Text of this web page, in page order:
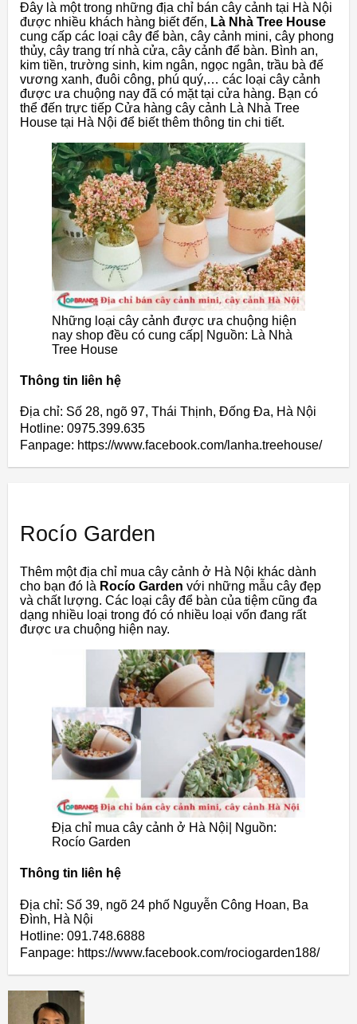
Đây là một trong những địa chỉ bán cây cảnh tại Hà Nội
được nhiều khách hàng biết đến, Là Nhà Tree House
cung cấp các loại cây để bàn, cây cảnh mini, cây phong
thủy, cây trang trí nhà cửa, cây cảnh để bàn. Bình an,
kim tiền, trường sinh, kim ngân, ngọc ngân, trầu bà đế
vương xanh, đuôi công, phú quý,… các loại cây cảnh
được ưa chuộng nay đã có mặt tại cửa hàng. Bạn có
thể đến trực tiếp Cửa hàng cây cảnh Là Nhà Tree
House tại Hà Nội để biết thêm thông tin chi tiết.
Những loại cây cảnh được ưa chuộng hiện
nay shop đều có cung cấp| Nguồn: Là Nhà
Tree House
Thông tin liên hệ
Địa chỉ: Số 28, ngõ 97, Thái Thịnh, Đống Đa, Hà Nội
Hotline: 0975.399.635
Fanpage: https://www.facebook.com/lanha.treehouse/
Rocío Garden
Thêm một địa chỉ mua cây cảnh ở Hà Nội khác dành
cho bạn đó là Rocío Garden với những mẫu cây đẹp
và chất lượng. Các loại cây để bàn của tiệm cũng đa
dạng nhiều loại trong đó có nhiều loại vốn đang rất
được ưa chuộng hiện nay.
Địa chỉ mua cây cảnh ở Hà Nội| Nguồn:
Rocío Garden
Thông tin liên hệ
Địa chỉ: Số 39, ngõ 24 phố Nguyễn Công Hoan, Ba
Đình, Hà Nội
Hotline: 091.748.6888
Fanpage: https://www.facebook.com/rociogarden188/